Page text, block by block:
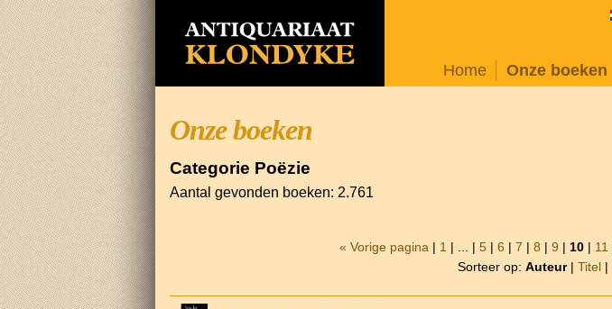
Home Onze boeken
Onze boeken
Categorie Poëzie
Aantal gevonden boeken: 2.761
« Vorige pagina | 1 | ... | 5 | 6 | 7 | 8 | 9 | 10 | 11
Sorteer op: Auteur| Titel|